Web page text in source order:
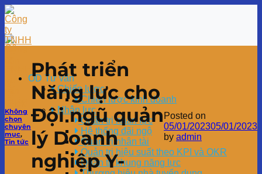
OD Tư vấn
Chiến lược
Chiến lược kinh doanh
Nhân lực
Quản trị nhân lực
Hệ thống đãi ngộ
Quản trị nhân tài
Quản trị hiệu suất theo KPI và OKR
Quản trị khung năng lực
Không
chọn
chuyên
mục,
Tin tức
Phát triển
Năng lực cho
Đội ngũ quản
lý Doanh
nghiệp Y-
Posted on
05/01/202305/01/2023
by admin